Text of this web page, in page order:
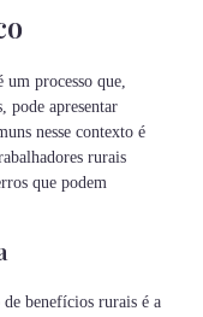
processo que,
pode apresentar
nesse contexto é
rurais
que podem
de benefícios rurais é a